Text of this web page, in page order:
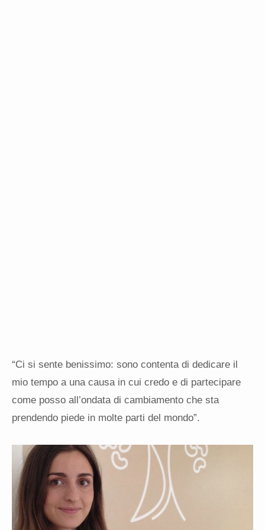
“Ci si sente benissimo: sono contenta di dedicare il
mio tempo a una causa in cui credo e di partecipare
come posso all’ondata di cambiamento che sta
prendendo piede in molte parti del mondo”.